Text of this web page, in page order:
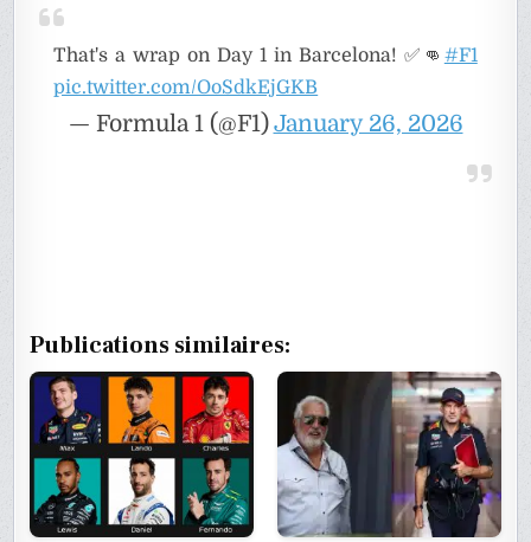
That's a wrap on Day 1 in Barcelona! ✅👊 #F1
pic.twitter.com/OoSdkEjGKB
— Formula 1 (@F1)January 26, 2026
Publications similaires: